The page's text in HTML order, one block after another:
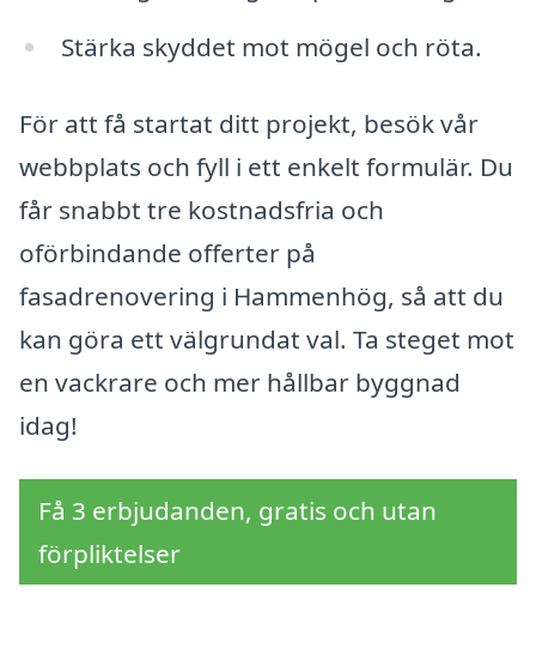
Stärka skyddet mot mögel och röta.
För att få startat ditt projekt, besök vår
webbplats och fyll i ett enkelt formulär. Du
får snabbt tre kostnadsfria och
oförbindande offerter på
fasadrenovering i Hammenhög, så att du
kan göra ett välgrundat val. Ta steget mot
en vackrare och mer hållbar byggnad
idag!
Få 3 erbjudanden, gratis och utan
förpliktelser